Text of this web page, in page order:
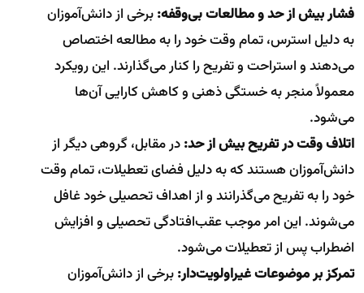
فشار بیش از حد و مطالعات بی‌وقفه:برخی از دانش‌آموزان
به دلیل استرس، تمام وقت خود را به مطالعه اختصاص
می‌دهند و استراحت و تفریح را کنار می‌گذارند. این رویکرد
معمولاً منجر به خستگی ذهنی و کاهش کارایی آن‌ها
می‌شود.
اتلاف وقت در تفریح بیش از حد:در مقابل، گروهی دیگر از
دانش‌آموزان هستند که به دلیل فضای تعطیلات، تمام وقت
خود را به تفریح می‌گذرانند و از اهداف تحصیلی خود غافل
می‌شوند. این امر موجب عقب‌افتادگی تحصیلی و افزایش
اضطراب پس از تعطیلات می‌شود.
تمرکز بر موضوعات غیراولویت‌دار:برخی از دانش‌آموزان